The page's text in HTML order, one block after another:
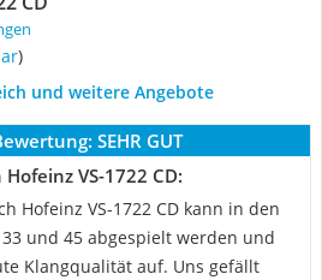
)
und weitere Angebote
SEHR GUT
VS-1722 CD:
Hofeinz VS-1722 CD kann in den
und 45 abgespielt werden und
Klangqualität auf. Uns gefällt